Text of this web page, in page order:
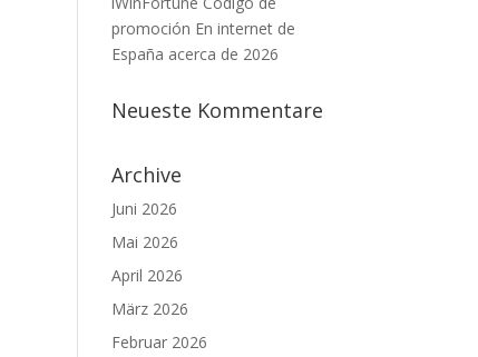
promoción En internet de
España acerca de 2026
Neueste Kommentare
Archive
Juni 2026
Mai 2026
April 2026
März 2026
Februar 2026